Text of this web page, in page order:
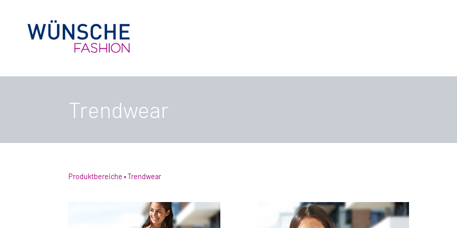
Trendwear
Produktbereiche Trendwear